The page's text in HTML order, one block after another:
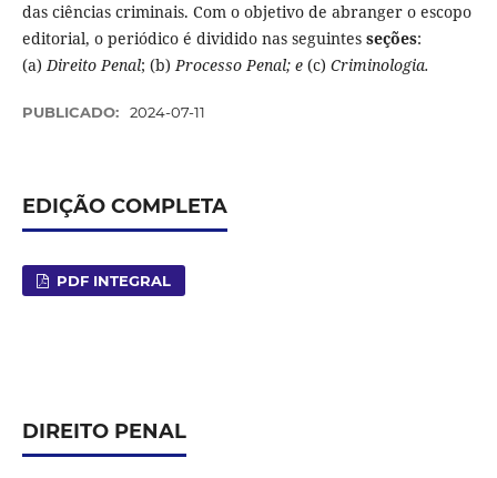
das ciências criminais. Com o objetivo de abranger o escopo
editorial, o periódico é dividido nas seguintes seções:
(a) Direito Penal; (b)Processo Penal; e (c) Criminologia.
PUBLICADO: 2024-07-11
EDIÇÃO COMPLETA
PDF INTEGRAL
DIREITO PENAL